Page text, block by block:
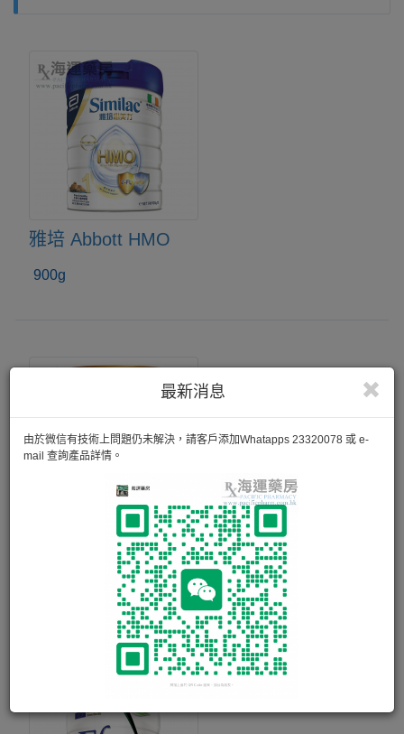
最新消息
由於微信有技術上問題仍未解決，請客戶添加Whatapps 23320078 或 e-
mail 查詢產品詳情。
雅培 Abbott HMO
900g
雅培保兒加營素 Abbott Pediasure